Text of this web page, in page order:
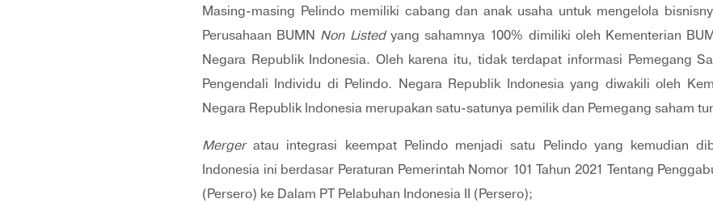
Masing-masing Pelindo memiliki cabang dan anak usaha untuk mengelola
Perusahaan BUMN Non Listedyang sahamnya 100% dimiliki oleh Kementerian
Negara Republik Indonesia. Oleh karena itu, tidak terdapat informasi Pemegang
Pengendali Individu di Pelindo. Negara Republik Indonesia yang diwakili oleh
Negara Republik Indonesia merupakan satu-satunya pemilik dan Pemegang saham
Mergeratau integrasi keempat Pelindo menjadi satu Pelindo yang kemudian
Indonesia ini berdasar Peraturan Pemerintah Nomor 101 Tahun 2021 Tentang
(Persero) ke Dalam PT Pelabuhan Indonesia II (Persero);